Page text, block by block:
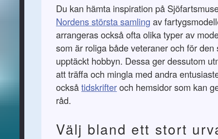
Du kan hämta inspiration på
Nordens största samling av
arrangeras också ofta olika typer av
som är roliga både veteraner och för den
upptäckt hobbyn. Dessa ger dessutom
att träffa och mingla med andra
ocksåtidskrifteroch hemsidor som kan
råd.
Välj bland ett stort